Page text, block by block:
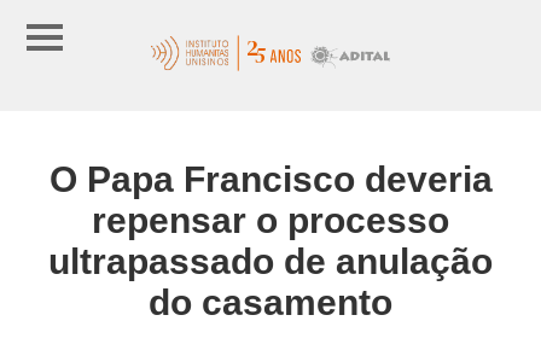
O Papa Francisco deveria
repensar o processo
ultrapassado de anulação
do casamento